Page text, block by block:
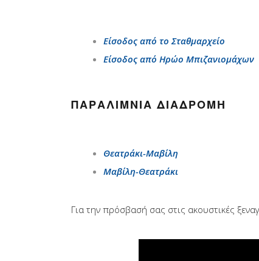
Είσοδος από το Σταθμαρχείο
Είσοδος από Ηρώο Μπιζανιομάχων
ΠΑΡΑΛΊΜΝΙΑ ΔΙΑΔΡΟΜΉ
Θεατράκι-Μαβίλη
Μαβίλη-Θεατράκι
Για την πρόσβασή σας στις ακουστικές